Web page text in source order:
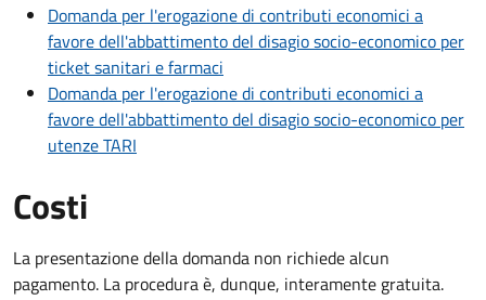
Domanda per l'erogazione di contributi economici a
favore dell'abbattimento del disagio socio-economico per
ticket sanitari e farmaci
Domanda per l'erogazione di contributi economici a
favore dell'abbattimento del disagio socio-economico per
utenze TARI
Costi
La presentazione della domanda non richiede alcun
pagamento. La procedura è, dunque, interamente gratuita.